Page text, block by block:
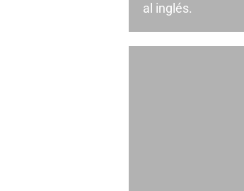
al inglés.